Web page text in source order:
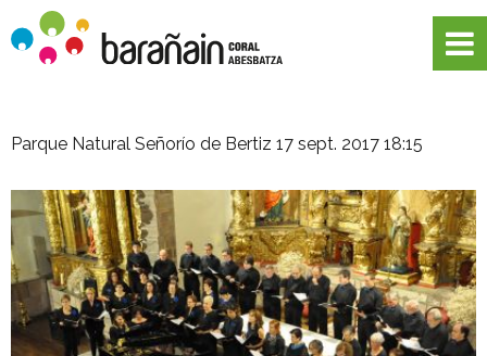
Parque Natural Señorío de Bertiz 17 sept. 2017 18:15